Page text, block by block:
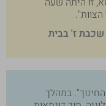
שכבת ז' בבית
במהלך